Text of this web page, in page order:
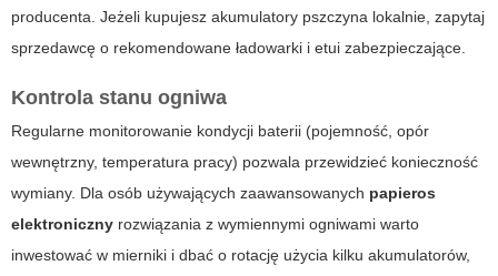
producenta. Jeżeli kupujesz akumulatory pszczyna lokalnie, zapytaj
sprzedawcę o rekomendowane ładowarki i etui zabezpieczające.
Kontrola stanu ogniwa
Regularne monitorowanie kondycji baterii (pojemność, opór
wewnętrzny, temperatura pracy) pozwala przewidzieć konieczność
wymiany. Dla osób używających zaawansowanych papieros
elektroniczny rozwiązania z wymiennymi ogniwami warto
inwestować w mierniki i dbać o rotację użycia kilku akumulatorów,